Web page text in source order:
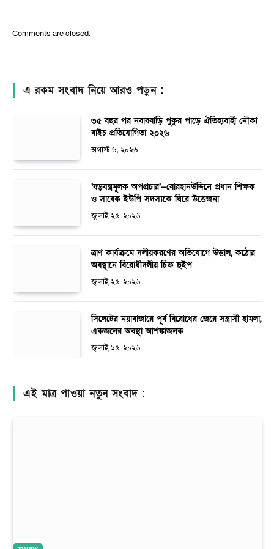
Comments are closed.
এ রকম সংবাদ নিয়ে আরও পড়ুন :
৩৫ বছর পর নবাববাড়ি পুকুর পাড়ে ঐতিহ্যবাহী নৌকা
বাইচ প্রতিযোগিতা ২০২৬
অগাস্ট ৬, ২০২৬
‘ষড়যন্ত্রমূলক অপপ্রচার’—বোরহানউদ্দিনে প্রধান শিক্ষক
ও সাবেক ইউপি সদস্যকে ঘিরে উত্তেজনা
জুলাই ২৫, ২০২৬
ত্রাণ কার্যক্রমে দলীয়করণের অভিযোগে উত্তাল, কঠোর
অবস্থানে বিরোধীদলীয় চিফ হুইপ
জুলাই ২৫, ২০২৬
সিলেটের নয়াবাজারে পূর্ব বিরোধের জেরে সন্ত্রাসী হামলা,
একজনের অবস্থা আশঙ্কাজনক
জুলাই ১৫, ২০২৬
এই মাত্র পাওয়া নতুন সংবাদ :